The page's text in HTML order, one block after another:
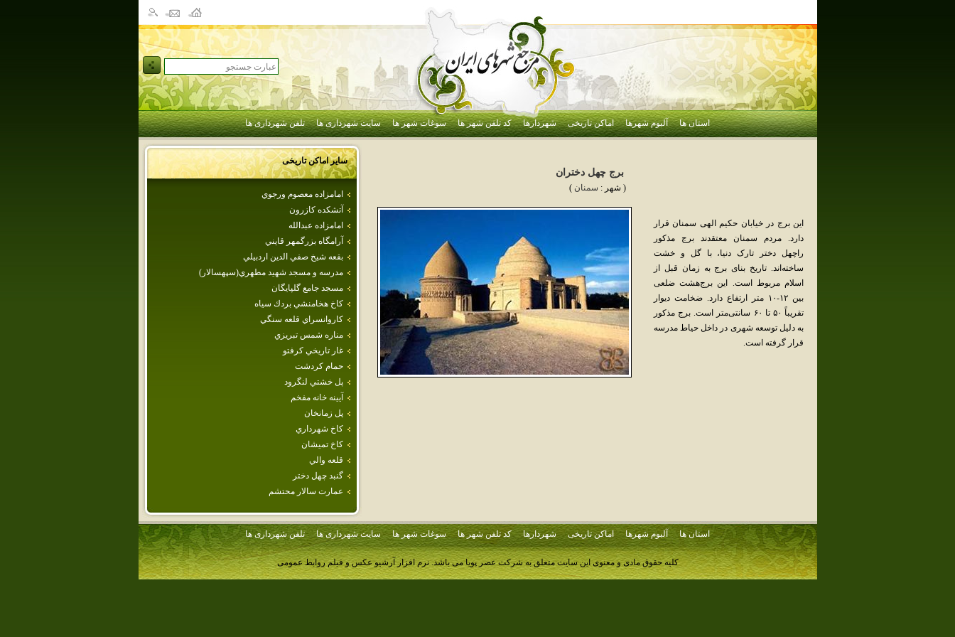
استان ها آلبوم شهرها اماکن تاریخی شهردارها کد تلفن شهر ها سوغات شهر ها سایت شهرداری ها تلفن شهرداری ها
سایر اماکن تاریخی
امامزاده معصوم ورجوي
آتشكده كازرون
امامزاده‌ عبدالله
آرامگاه بزرگمهر قايني
بقعه شيخ صفي الدين اردبيلي
مدرسه و مسجد شهيد مطهري(سپهسالار)
مسجد جامع گلپايگان
كاخ هخامنشي بردك سياه
كاروانسراي‌ قلعه‌ سنگي‌
مناره شمس تبريزي
غار تاريخي كرفتو
حمام كردشت
پل خشتي لنگرود
آيينه خانه مفخم
پل زمانخان
كاخ شهرداري
كاخ تميشان
قلعه‌ والي‌
گنبد چهل‌ دختر
عمارت‌ سالار محتشم‌
برج‌ چهل‌ دختران‌
( شهر : سمنان )
این‌ برج‌ در خیابان‌ حکیم‌ الهی‌ سمنان‌ قرار
دارد. مردم‌ سمنان‌ معتقدند برج‌ مذکور
راچهل‌ دختر تارک‌ دنیا، با گل‌ و خشت‌
ساخته‌اند. تاریخ‌ بنای‌ برج‌ به‌ زمان‌ قبل‌ از
اسلام‌ مربوط‌ است‌. این‌ برج‌هشت‌ ضلعی‌
بین‌ ۱۲-۱۰ متر ارتفاع‌ دارد. ضخامت‌ دیوار
تقریباً ۵۰ تا ۶۰ سانتی‌متر است‌. برج‌ مذکور
به‌ دلیل ‌توسعه‌ شهری‌ در داخل‌ حیاط‌ مدرسه‌
قرار گرفته‌ است‌.
استان ها آلبوم شهرها اماکن تاریخی شهردارها کد تلفن شهر ها سوغات شهر ها سایت شهرداری ها تلفن شهرداری ها
کلیه حقوق مادی و معنوی این سایت متعلق به شرکت عصر پویا می باشد.نرم افزار آرشیو عکس و فیلم روابط عمومی